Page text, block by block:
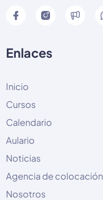
Enlaces
Inicio
Cursos
Calendario
Aulario
Noticias
Agencia de colocación
Nosotros